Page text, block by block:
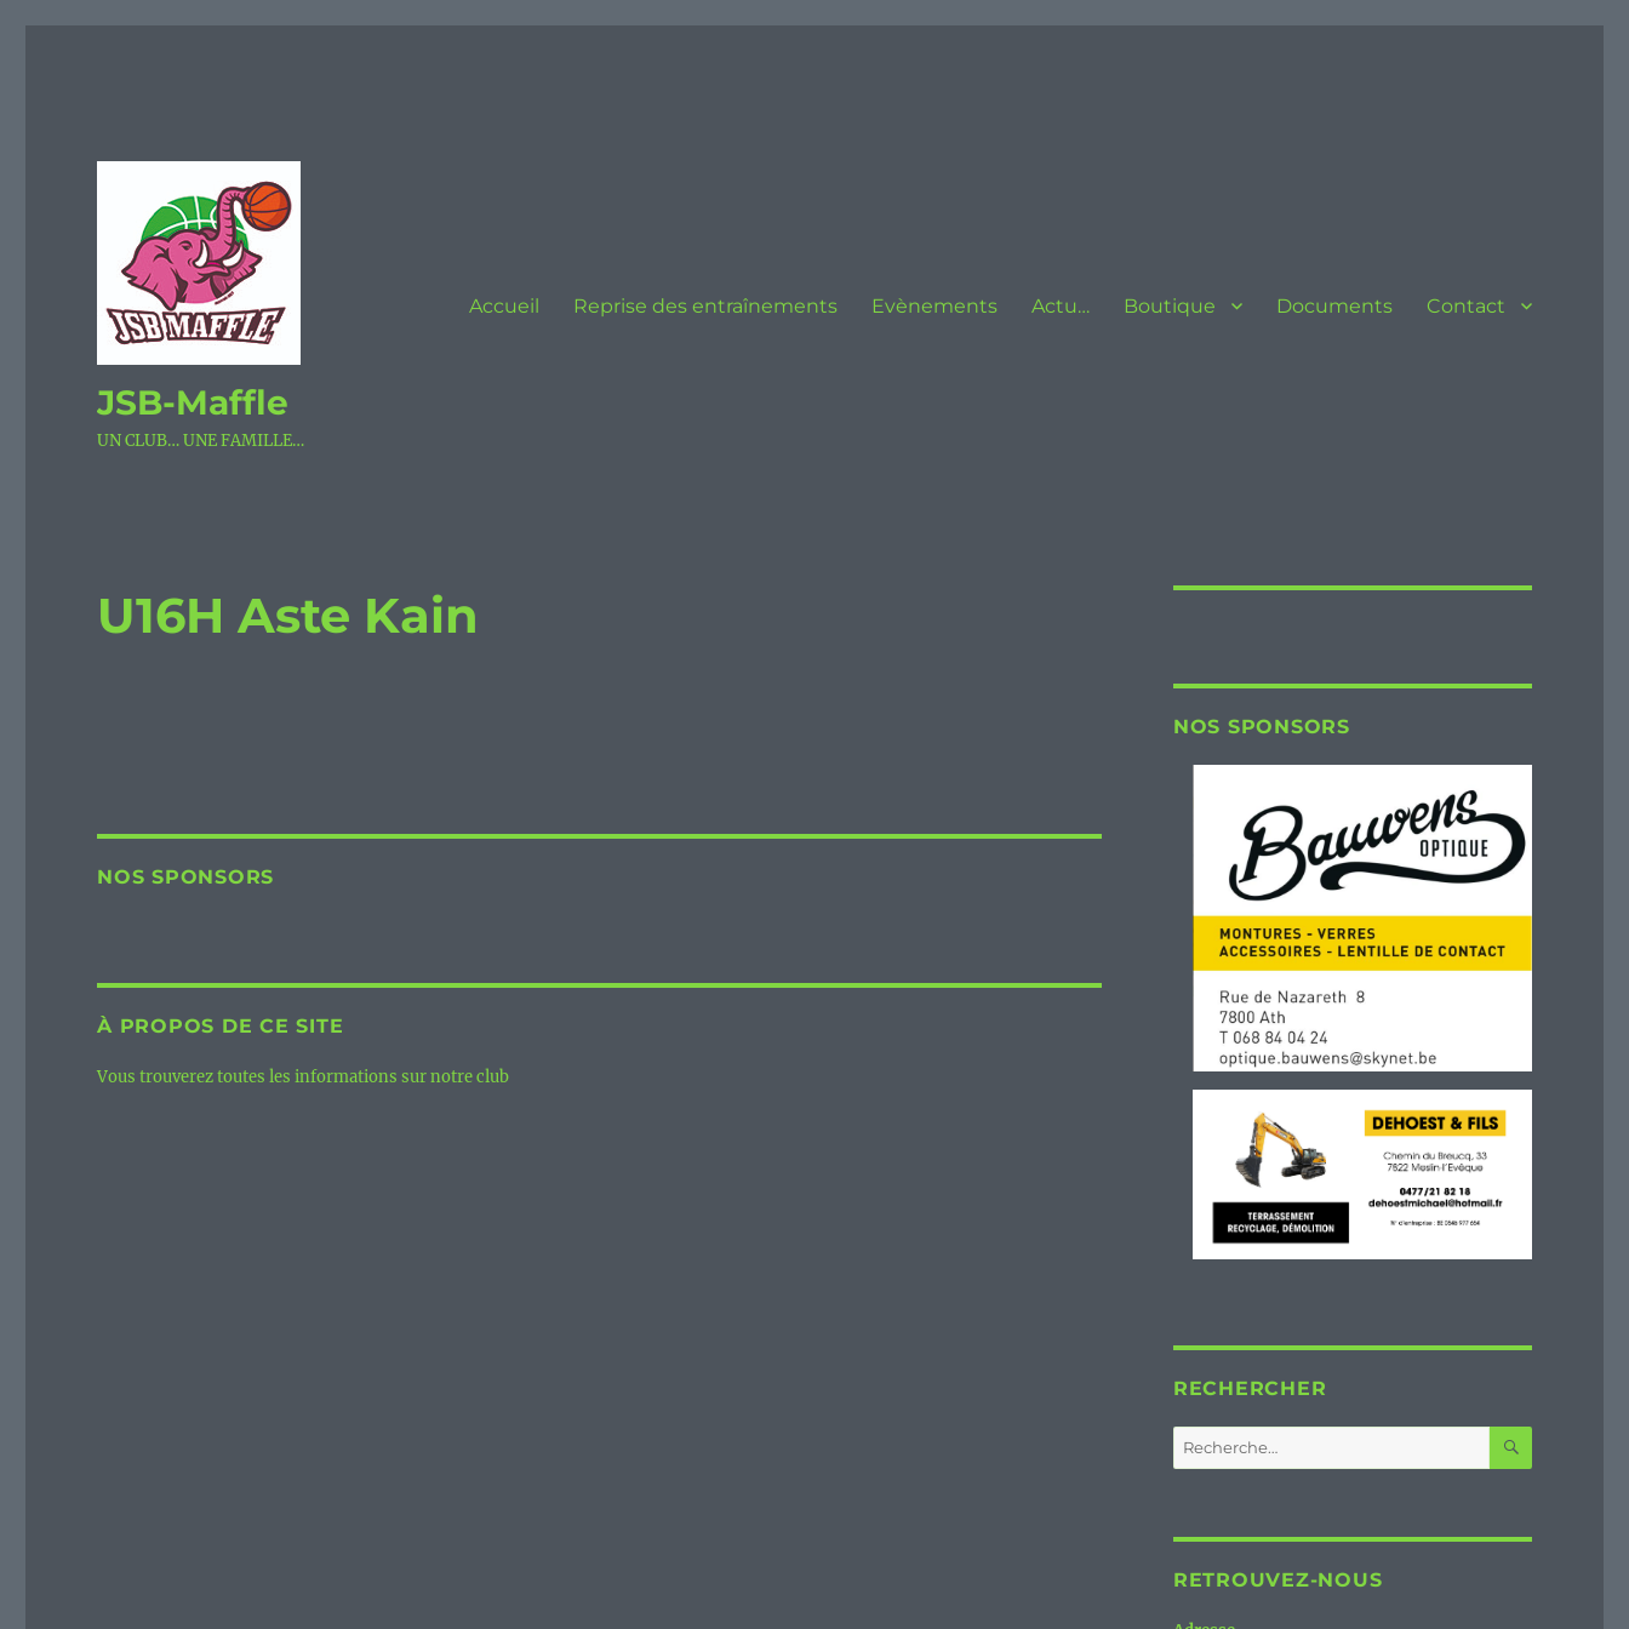
JSB-Maffle
UN CLUB… UNE FAMILLE…
Accueil Reprise des entraînements Evènements Actu… Boutique Documents Contact
U16H Aste Kain
NOS SPONSORS
À PROPOS DE CE SITE
Vous trouverez toutes les informations sur notre club
NOS SPONSORS
RECHERCHER
Recherche
pour :
RETROUVEZ-NOUS